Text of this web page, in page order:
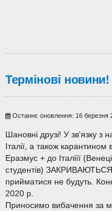
Термінові новини!
Останнє оновлення: 16 березня
Шановні друзі! У зв'язку
Італії, а також карантином
Еразмус + до Італіїї
студентів)
прийматися не будуть.
2020 р.
Приносимо вибачення за